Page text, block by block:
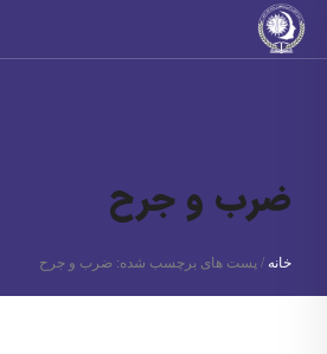
ضرب و جرح
خانه / پست های برچسب شده: ضرب و جرح